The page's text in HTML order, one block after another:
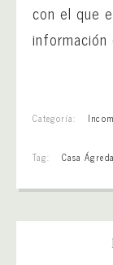
con el que
información
Categoría:
Tag: Casa Ágreda